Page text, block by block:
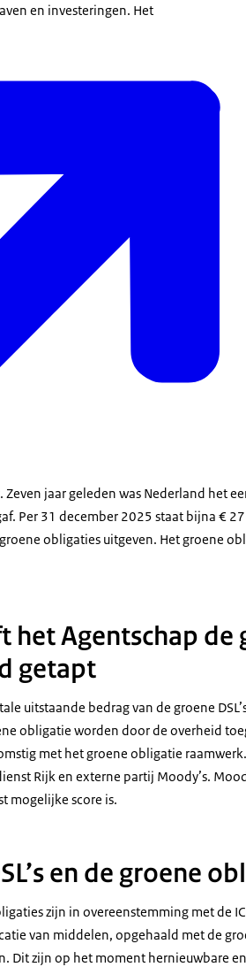
en investeringen. Het
jaar geleden was Nederland het
Per 31 december 2025 staat bijna €
obligaties uitgeven. Het groene
het Agentschap de
getapt
uitstaande bedrag van de groene
obligatie worden door de overheid
met het groene obligatie
Rijk en externe partij Moody’s.
mogelijke score is.
en de groene
zijn in overeenstemming met de
van middelen, opgehaald met de
Dit zijn op het moment hernieuwbare